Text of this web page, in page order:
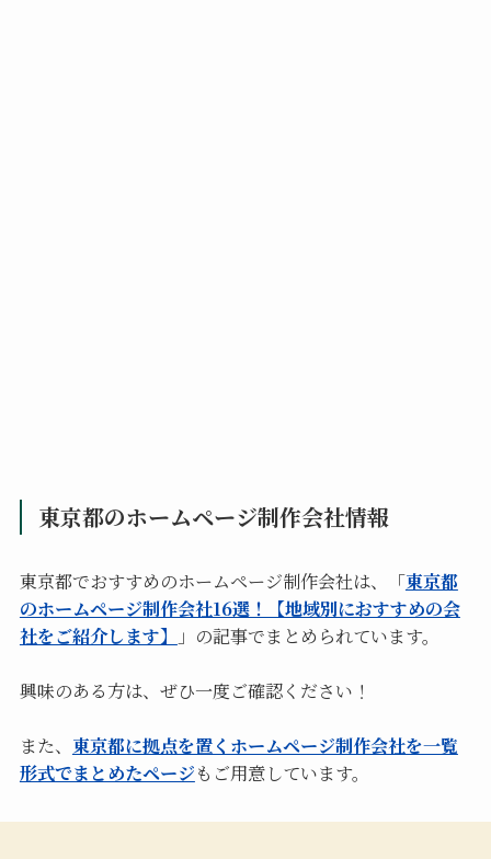
東京都のホームページ制作会社情報
東京都でおすすめのホームページ制作会社は、「東京都
のホームページ制作会社16選！【地域別におすすめの会
社をご紹介します】
」の記事でまとめられています。
興味のある方は、ぜひ一度ご確認ください！
また、 東京都に拠点を置くホームページ制作会社を一覧
形式でまとめたページもご用意しています。